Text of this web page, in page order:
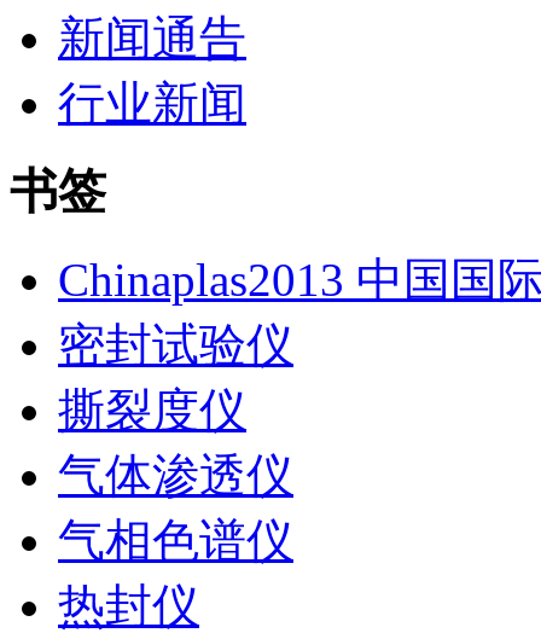
新闻通告
行业新闻
书签
Chinaplas2013 中国国
密封试验仪
撕裂度仪
气体渗透仪
气相色谱仪
热封仪